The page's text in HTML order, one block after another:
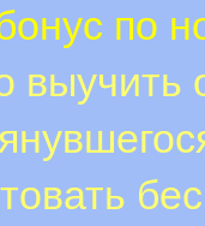
по
выучить